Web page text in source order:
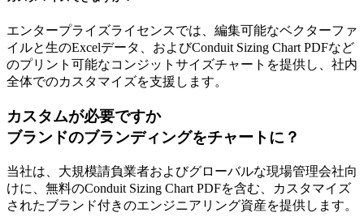
エンタープライズライセンスでは、編集可能なベクターファ
イルと生のExcelデータ、およびConduit Sizing Chart PDFなど
のプリント可能なコンジットサイズチャートを提供し、社内
全体でのカスタマイズを支援します。
カスタムが必要ですか
ブランドのブランディングをチャートに？
当社は、大規模請負業者およびグローバルな現場管理会社向
けに、無料のConduit Sizing Chart PDFを含む、カスタマイズ
されたブランド付きのエンジニアリング資産を提供します。